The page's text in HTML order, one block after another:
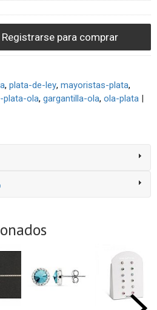
Registrarse para comprar
plata-de-ley mayoristas-plata
plata-ola gargantilla-ola ola-plata |